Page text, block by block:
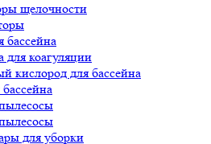
щелочности
бассейна
для коагуляции
кислород для бассейна
для уборки